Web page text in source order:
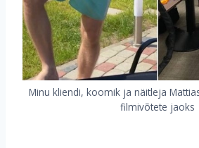
Minu kliendi, koomik ja näitleja
filmivõtete jaoks